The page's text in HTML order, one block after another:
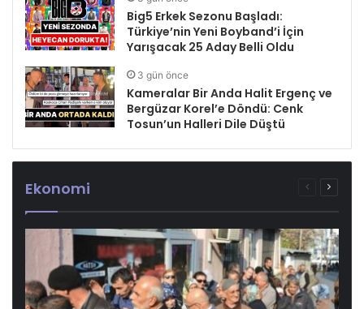
Big5 Erkek Sezonu Başladı:
Türkiye’nin Yeni Boyband’i İçin
Yarışacak 25 Aday Belli Oldu
3 gün önce
Kameralar Bir Anda Halit Ergenç ve
Bergüzar Korel’e Döndü: Cenk
Tosun’un Halleri Dile Düştü
Ekonomi
ÖncekiSonraki